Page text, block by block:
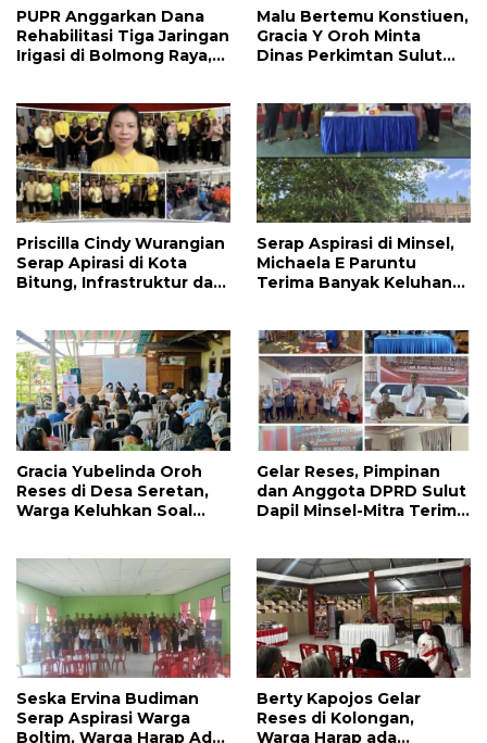
PUPR Anggarkan Dana
Rehabilitasi Tiga Jaringan
Irigasi di Bolmong Raya,
Malu Bertemu Konstiuen,
Gracia Y Oroh Minta
Dinas Perkimtan Sulut
Jalan di Tandengan I
Priscilla Cindy Wurangian
Serap Apirasi di Kota
Bitung, Infrastruktur dan
Warga
Serap Aspirasi di Minsel,
Michaela E Paruntu
Terima Banyak Keluhan
Gracia Yubelinda Oroh
Reses di Desa Seretan,
Warga Keluhkan Soal
Gelar Reses, Pimpinan
dan Anggota DPRD Sulut
Dapil Minsel-Mitra Terima
Seska Ervina Budiman
Serap Aspirasi Warga
Boltim, Warga Harap Ada
Berty Kapojos Gelar
Reses di Kolongan,
Warga Harap ada